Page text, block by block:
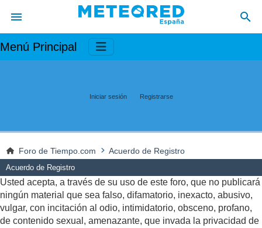
Menú Principal
Iniciar sesión Registrarse
Foro de Tiempo.com Acuerdo de Registro
Acuerdo de Registro
Usted acepta, a través de su uso de este foro, que no publicará
ningún material que sea falso, difamatorio, inexacto, abusivo,
vulgar, con incitación al odio, intimidatorio, obsceno, profano,
de contenido sexual, amenazante, que invada la privacidad de